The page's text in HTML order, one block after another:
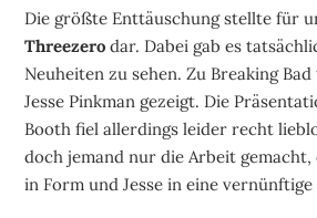
Die größte Enttäuschung stellte für
Threezero dar. Dabei gab es
Neuheiten zu sehen. Zu Breaking
Jesse Pinkman gezeigt. Die
Booth fiel allerdings leider recht
doch jemand nur die Arbeit gemacht,
in Form und Jesse in eine